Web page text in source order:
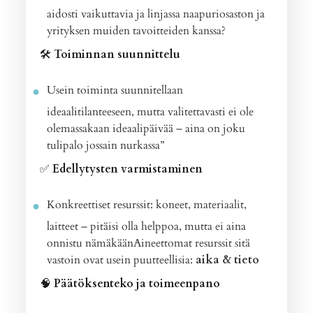
aidosti vaikuttavia ja linjassa naapuriosaston ja
yrityksen muiden tavoitteiden kanssa?
🛠️Toiminnan suunnittelu
Usein toiminta suunnitellaan
ideaalitilanteeseen, mutta valitettavasti ei ole
olemassakaan ideaalipäivää – aina on joku
tulipalo jossain nurkassa”
✅Edellytysten varmistaminen
Konkreettiset resurssit: koneet, materiaalit,
laitteet – pitäisi olla helppoa, mutta ei aina
onnistu nämäkäänAineettomat resurssit sitä
vastoin ovat usein puutteellisia: aika & tieto
🧠Päätöksenteko ja toimeenpano